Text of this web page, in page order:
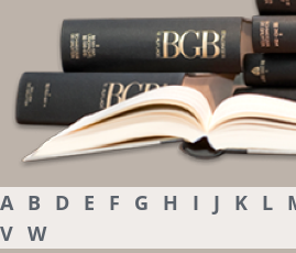
A B D E F G H I J K L
V W